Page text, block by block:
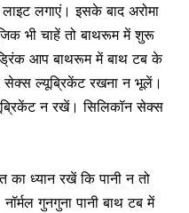
लगाएं। इसके बाद अरोमा
भी चाहें तो बाथरूम में शुरू
आप बाथरूम में बाथ टब के
ल्यूब्रिकेंट रखना न भूलें।
न रखें। सिलिकॉन सेक्स
का ध्यान रखें कि पानी न तो
गुनगुना पानी बाथ टब में